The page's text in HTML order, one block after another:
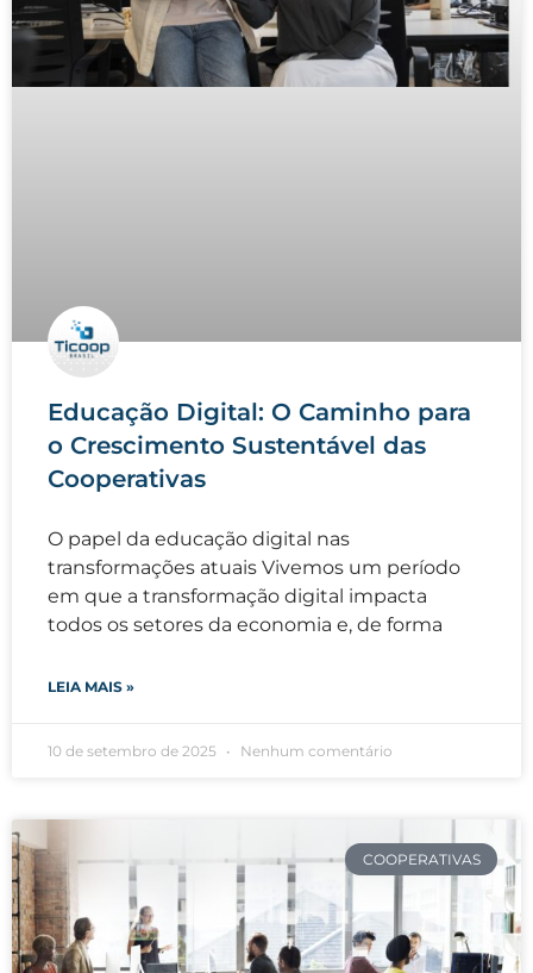
Educação Digital: O Caminho para
o Crescimento Sustentável das
Cooperativas
O papel da educação digital nas
transformações atuais Vivemos um período
em que a transformação digital impacta
todos os setores da economia e, de forma
LEIA MAIS »
10 de setembro de 2025 Nenhum comentário
COOPERATIVAS